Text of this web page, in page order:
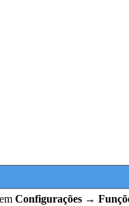
emConfigurações →